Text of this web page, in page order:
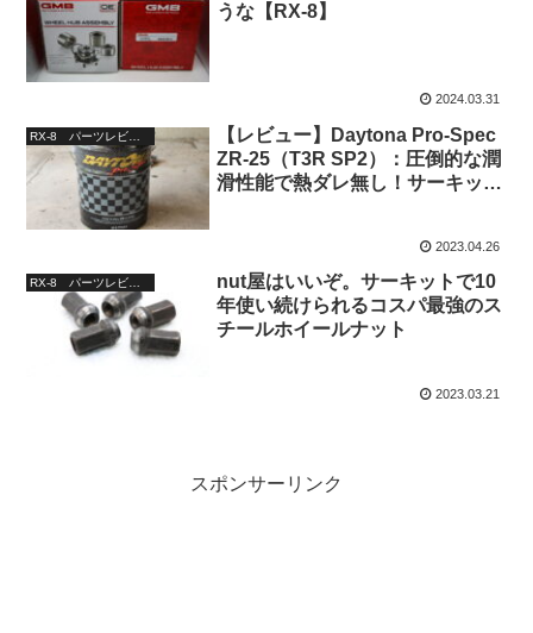
うな【RX-8】
2024.03.31
【レビュー】Daytona Pro-Spec
ZR-25（T3R SP2）：圧倒的な潤
滑性能で熱ダレ無し！サーキット
2023.04.26
RX-8 パーツレビュー
nut屋はいいぞ。サーキットで10
年使い続けられるコスパ最強のス
チールホイールナット
2023.03.21
スポンサーリンク